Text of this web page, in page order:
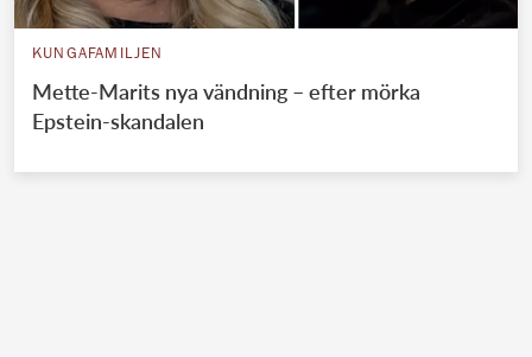
KUNGAFAMILJEN
Mette-Marits nya vändning – efter mörka
Epstein-skandalen